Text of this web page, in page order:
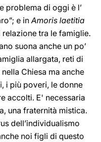
problema di oggi è l’
e inAmoris laetitia
tra le famiglie.
suona anche un po’
allargata, reti di
Chiesa ma anche
i più poveri, le donne
accolti. E' necessaria
una fraternità mistica.
dell’individualismo
noi figli di questo